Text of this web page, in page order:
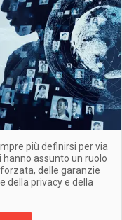
più definirsi per via
assunto un ruolo
delle garanzie
della privacy e della